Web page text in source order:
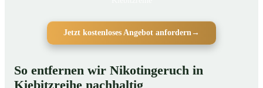
Jetzt kostenloses Angebot anfordern →
So entfernen wir Nikotingeruch in
Kiebitzreihe nachhaltig